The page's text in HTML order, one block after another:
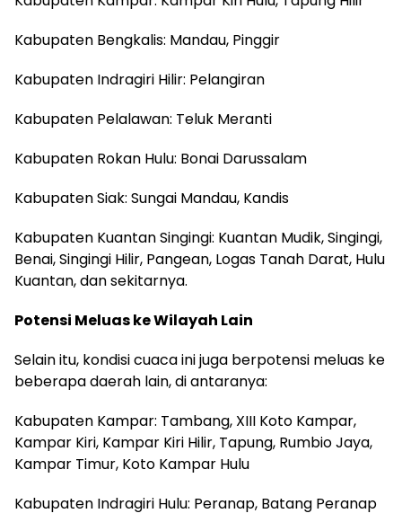
Kabupaten Bengkalis: Mandau, Pinggir
Kabupaten Indragiri Hilir: Pelangiran
Kabupaten Pelalawan: Teluk Meranti
Kabupaten Rokan Hulu: Bonai Darussalam
Kabupaten Siak: Sungai Mandau, Kandis
Kabupaten Kuantan Singingi: Kuantan Mudik, Singingi,
Benai, Singingi Hilir, Pangean, Logas Tanah Darat, Hulu
Kuantan, dan sekitarnya.
Potensi Meluas ke Wilayah Lain
Selain itu, kondisi cuaca ini juga berpotensi meluas ke
beberapa daerah lain, di antaranya:
Kabupaten Kampar: Tambang, XIII Koto Kampar,
Kampar Kiri, Kampar Kiri Hilir, Tapung, Rumbio Jaya,
Kampar Timur, Koto Kampar Hulu
Kabupaten Indragiri Hulu: Peranap, Batang Peranap